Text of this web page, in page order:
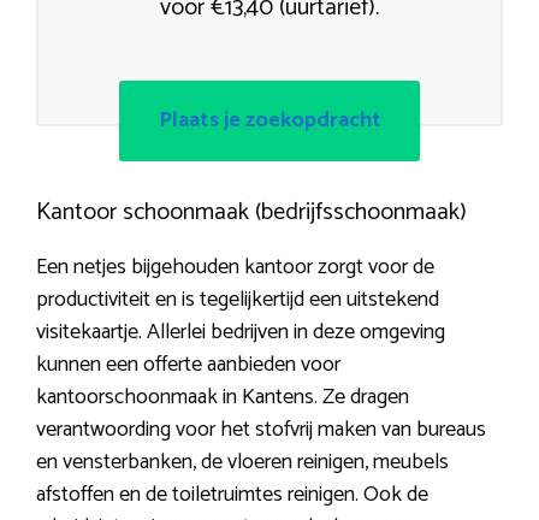
Plaats je zoekopdracht
Kantoor schoonmaak (bedrijfsschoonmaak)
Een netjes bijgehouden kantoor zorgt voor de
productiviteit en is tegelijkertijd een uitstekend
visitekaartje. Allerlei bedrijven in deze omgeving
kunnen een offerte aanbieden voor
kantoorschoonmaak in Kantens. Ze dragen
verantwoording voor het stofvrij maken van bureaus
en vensterbanken, de vloeren reinigen, meubels
afstoffen en de toiletruimtes reinigen. Ook de